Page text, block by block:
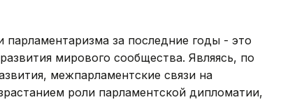
за последние годы - это
мирового сообщества. Являясь, по
межпарламентские связи на
роли парламентской дипломатии,